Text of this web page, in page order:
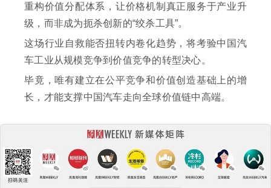
重构价值分配体系，让价格机制真正服务于产业升
级，而非成为扼杀创新的“绞杀工具”。
这场行业自救能否扭转内卷化趋势，将考验中国汽
车工业从规模竞争到价值竞争的转型决心。
毕竟，唯有建立在公平竞争和价值创造基础上的增
长，才能支撑中国汽车走向全球价值链中高端。